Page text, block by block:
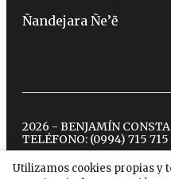
Utilizamos cookies propias y
Ñandejara Ñe’ẽ
2026 - BENJAMÍN
TELÉFONO: (0994) 715 715